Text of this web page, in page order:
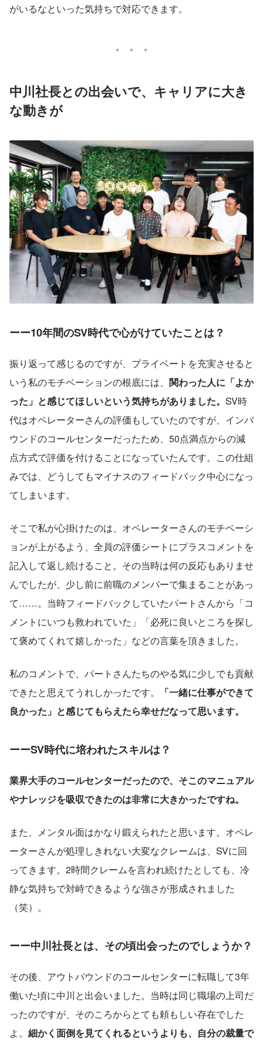
がいるなといった気持ちで対応できます。
中川社長との出会いで、キャリアに大き
な動きが
ーー10年間のSV時代で心がけていたことは？
振り返って感じるのですが、プライベートを充実させると
いう私のモチベーションの根底には、 関わった人に「よか
った」と感じてほしいという気持ちがありました。 SV時
代はオペレーターさんの評価もしていたのですが、インバ
ウンドのコールセンターだったため、50点満点からの減
点方式で評価を付けることになっていたんです。この仕組
みでは、どうしてもマイナスのフィードバック中心になっ
てしまいます。
そこで私が心掛けたのは、オペレーターさんのモチベーシ
ョンが上がるよう、全員の評価シートにプラスコメントを
記入して返し続けること。その当時は何の反応もありませ
んでしたが、少し前に前職のメンバーで集まることがあっ
て……。当時フィードバックしていたパートさんから「コ
メントにいつも救われていた」「必死に良いところを探し
て褒めてくれて嬉しかった」などの言葉を頂きました。
私のコメントで、パートさんたちのやる気に少しでも貢献
できたと思えてうれしかったです。
「一緒に仕事ができて
良かった」と感じてもらえたら幸せだなって思います。
ーーSV時代に培われたスキルは？
業界大手のコールセンターだったので、そこのマニュアル
やナレッジを吸収できたのは非常に大きかったですね。
また、メンタル面はかなり鍛えられたと思います。オペレ
ーターさんが処理しきれない大変なクレームは、SVに回
ってきます。2時間クレームを言われ続けたとしても、冷
静な気持ちで対峙できるような強さが形成されました
（笑）。
ーー中川社長とは、その頃出会ったのでしょうか？
その後、アウトバウンドのコールセンターに転職して3年
働いた頃に中川と出会いました。当時は同じ職場の上司だ
ったのですが、そのころからとても頼もしい存在でした
よ。 細かく面倒を見てくれるというよりも、自分の裁量で